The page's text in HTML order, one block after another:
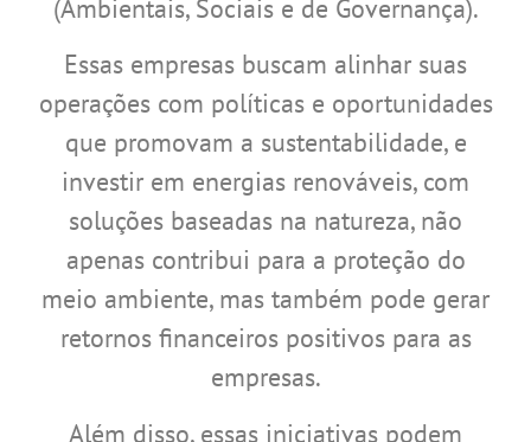
(Ambientais, Sociais e de Governança).
Essas empresas buscam alinhar suas
operações com políticas e oportunidades
que promovam a sustentabilidade, e
investir em energias renováveis, com
soluções baseadas na natureza, não
apenas contribui para a proteção do
meio ambiente, mas também pode gerar
retornos financeiros positivos para as
empresas.
Além disso, essas iniciativas podem